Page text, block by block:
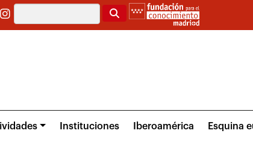
Buscar
Instituciones Iberoamérica Esquina